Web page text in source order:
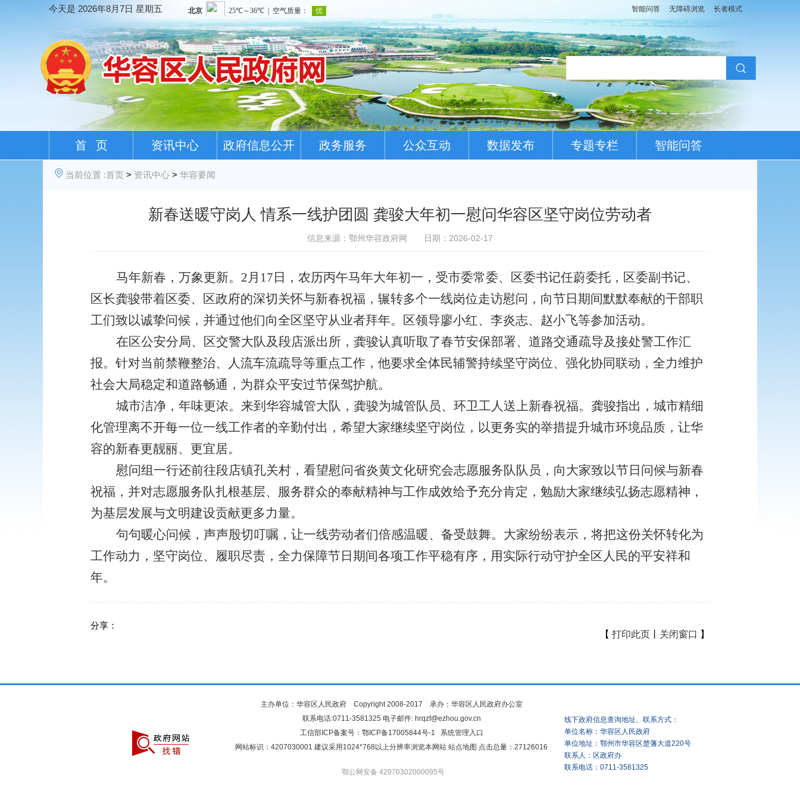
1 2
今天是 2026年8月7日 星期五 智能问答 无障碍浏览 长者模式
首 页 资讯中心 政府信息公开 政务服务 公众互动 数据发布 专题专栏 智能问答
当前位置 :首页 > 资讯中心 > 华容要闻
新春送暖守岗人 情系一线护团圆 龚骏大年初一慰问华容区坚守岗位劳动者​
信息来源：鄂州华容政府网 日期：2026-02-17
马年新春，万象更新。 2月17日，农历丙午马年大年初一，受市委常委、区委书记任蔚委托，区委副书记、
区长龚骏带着区委、区政府的深切关怀与新春祝福，辗转多个一线岗位走访慰问，向节日期间默默奉献的干部职
工们致以诚挚问候，并通过他们向全区坚守从业者拜年。区领导廖小红、李炎志、赵小飞等参加活动。
在区公安分局、区交警大队及段店派出所，龚骏认真听取了春节安保部署、道路交通疏导及接处警工作汇
报。针对当前禁鞭整治、人流车流疏导等重点工作，他要求全体民辅警持续坚守岗位、强化协同联动，全力维护
社会大局稳定和道路畅通，为群众平安过节保驾护航。
城市洁净，年味更浓。来到华容城管大队，龚骏为城管队员、环卫工人送上新春祝福。龚骏指出，城市精细
化管理离不开每一位一线工作者的辛勤付出，希望大家继续坚守岗位，以更务实的举措提升城市环境品质，让华
容的新春更靓丽、更宜居。
慰问组一行还前往段店镇孔关村，看望慰问省炎黄文化研究会志愿服务队队员，向大家致以节日问候与新春
祝福，并对志愿服务队扎根基层、服务群众的奉献精神与工作成效给予充分肯定，勉励大家继续弘扬志愿精神，
为基层发展与文明建设贡献更多力量。
句句暖心问候，声声殷切叮嘱，让一线劳动者们倍感温暖、备受鼓舞。大家纷纷表示，将把这份关怀转化为
工作动力，坚守岗位、履职尽责，全力保障节日期间各项工作平稳有序，用实际行动守护全区人民的平安祥和
年。
分享：
【 打印此页 关闭窗口 】
主办单位：华容区人民政府 Copyright 2008-2017 承办：华容区人民政府办公室
联系电话:0711-3581325 电子邮件: hrqzf@ezhou.gov.cn
工信部ICP备案号： 鄂ICP备17005844号-1
系统管理入口
网站标识：4207030001 建议采用1024*768以上分辨率浏览本网站 站点地图 点击总量： 27126016
鄂公网安备 42070302000095号
线下政府信息查询地址、联系方式：
单位名称：华容区人民政府
单位地址：鄂州市华容区楚藩大道220号
联系人：区政府办
联系电话：0711-3581325